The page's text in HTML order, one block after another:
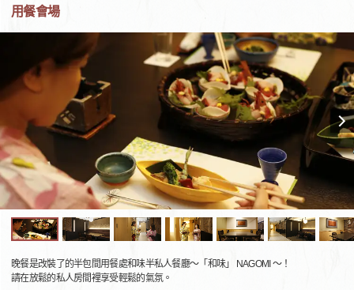
用餐會場
晚餐是改裝了的半包間用餐處和味半私人餐廳～「和味」 NAGOMI ～！
請在放鬆的私人房間裡享受輕鬆的氣氛。